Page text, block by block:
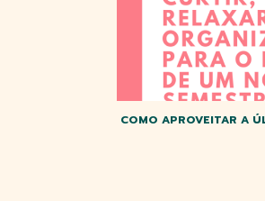
COMO APROVEITAR A